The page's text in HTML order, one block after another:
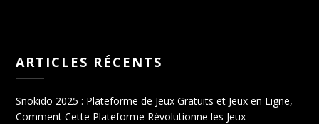
ARTICLES RÉCENTS
Snokido 2025 : Plateforme de Jeux Gratuits et Jeux en Ligne,
Comment Cette Plateforme Révolutionne les Jeux